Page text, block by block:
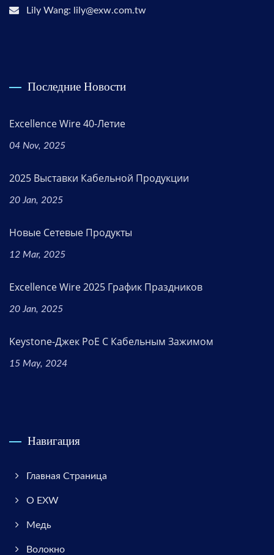
Lily Wang: lily@exw.com.tw
Последние Новости
Excellence Wire 40-Летие
04 Nov, 2025
2025 Выставки Кабельной Продукции
20 Jan, 2025
Новые Сетевые Продукты
12 Mar, 2025
Excellence Wire 2025 График Праздников
20 Jan, 2025
Keystone-Джек PoE С Кабельным Зажимом
15 May, 2024
Навигация
Главная Страница
О EXW
Медь
Волокно